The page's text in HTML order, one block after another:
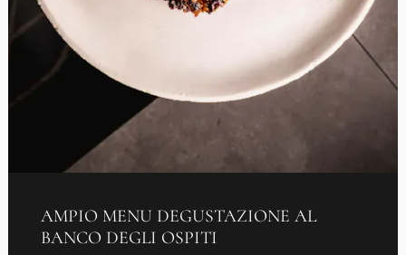
AMPIO MENU DEGUSTAZIONE AL
BANCO DEGLI OSPITI